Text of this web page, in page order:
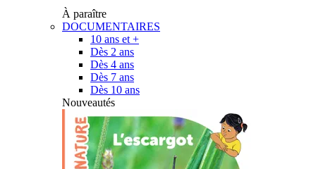
À paraître
DOCUMENTAIRES
10 ans et +
Dès 2 ans
Dès 4 ans
Dès 7 ans
Dès 10 ans
Nouveautés